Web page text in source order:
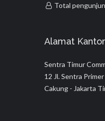
Total
Alamat
Sentra Timur
12 Jl. Sentra
Cakung - Jakarta